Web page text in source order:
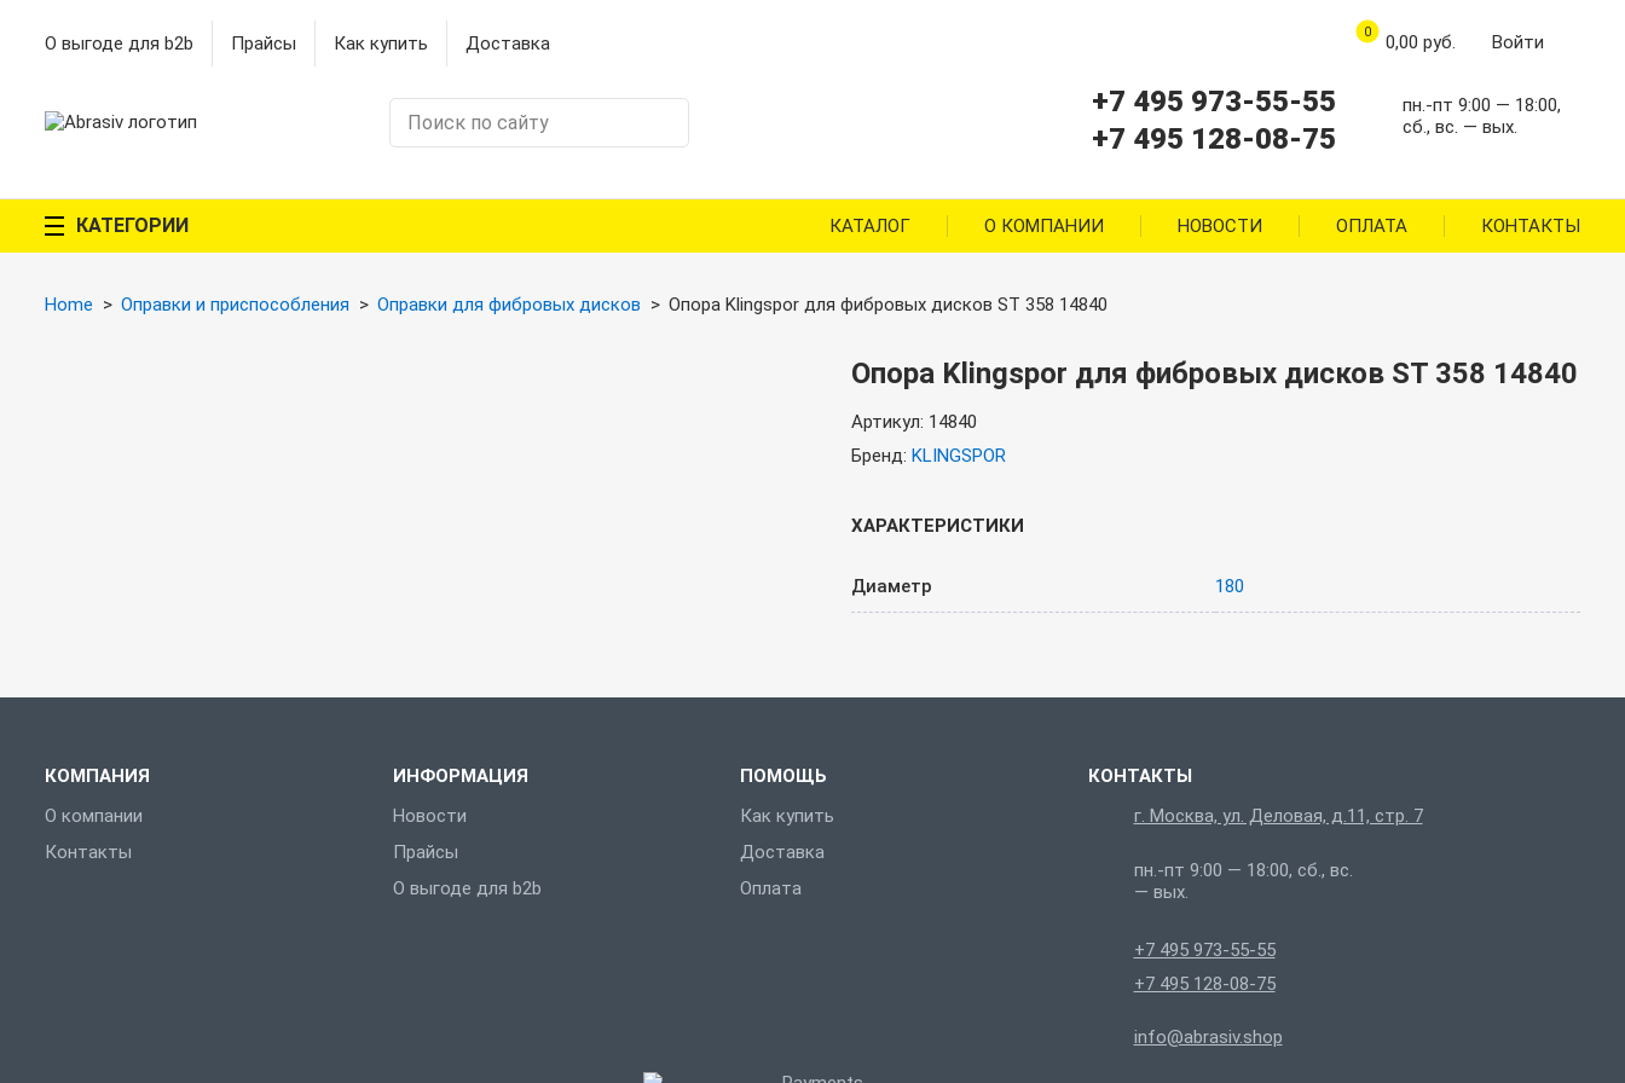
О выгоде для b2b Прайсы Как купить Доставка
0
0,00 руб. Войти
+7 495 973-55-55
+7 495 128-08-75
пн.-пт 9:00 — 18:00,
сб., вс. — вых.
КАТЕГОРИИ КАТАЛОГ О КОМПАНИИ НОВОСТИ ОПЛАТА КОНТАКТЫ
Home Оправки и приспособления Оправки для фибровых дисков Опора Klingspor для фибровых дисков ST 358 14840
Опора Klingspor для фибровых дисков ST 358 14840
Артикул: 14840
Бренд: KLINGSPOR
ХАРАКТЕРИСТИКИ
Диаметр 180
КОМПАНИЯ
О компании
Контакты
ИНФОРМАЦИЯ
Новости
Прайсы
О выгоде для b2b
ПОМОЩЬ
Как купить
Доставка
Оплата
КОНТАКТЫ
г. Москва, ул. Деловая, д.11, стр. 7
пн.-пт 9:00 — 18:00, сб., вс.
— вых.
+7 495 973-55-55
+7 495 128-08-75
info@abrasiv.shop